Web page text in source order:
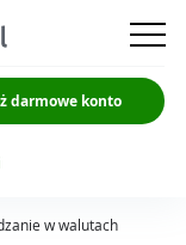
darmowe konto
w walutach